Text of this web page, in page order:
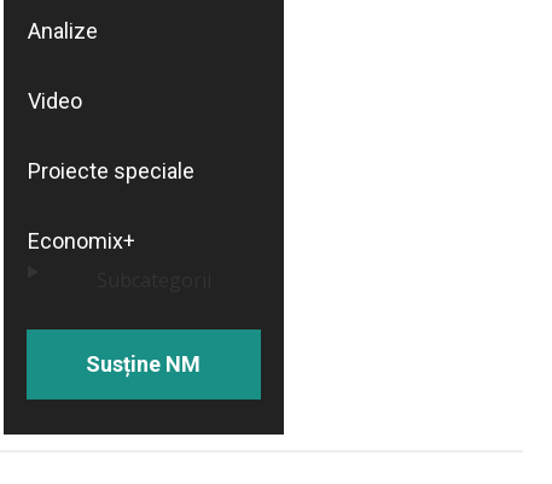
Analize
Video
Proiecte speciale
Economix+
Susține NM